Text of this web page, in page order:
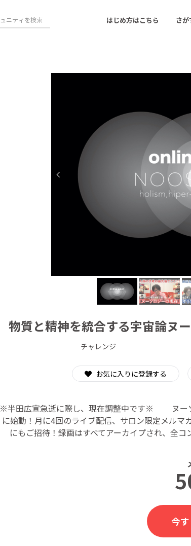
はじめ方はこちら さが
ゲーム・サービス開発
書籍・雑誌出版
ソーシャルグッド
CAMPFIRE for Social
物質と精神を統合する宇宙論ヌ
チャレンジ
お気に入りに登録する
※半田広宣急逝に際し、現在調整中です※ ヌーソ
に始動！月に4回のライブ配信、サロン限定メル
にもご招待！録画はすべてアーカイプされ、全
今